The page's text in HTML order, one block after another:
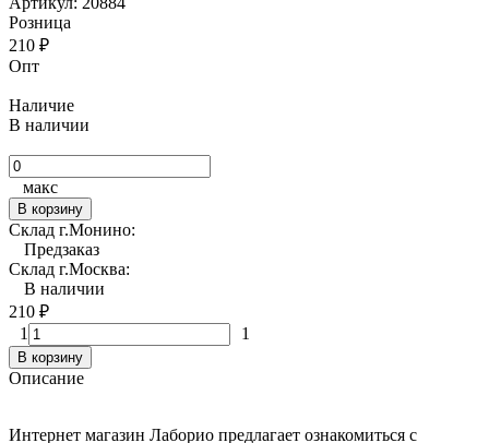
Розница
210 ₽
Опт
Наличие
В наличии
макс
В корзину
Склад г.Монино:
Предзаказ
Склад г.Москва:
В наличии
210 ₽
1
1
В корзину
Описание
Интернет магазин Лаборио предлагает ознакомиться с